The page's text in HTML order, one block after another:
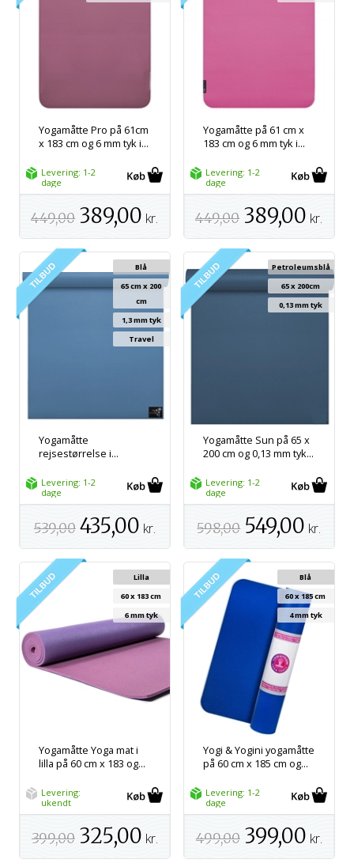
Yogamåtte Pro på 61cm
x 183 cm og 6 mm tyk i...
Levering: 1-2
dage
449,00 389,00 kr.
Yogamåtte på 61 cm x
183 cm og 6 mm tyk i...
Levering: 1-2
dage
449,00 389,00 kr.
Yogamåtte
rejsestørrelse i...
Blå
65 cm x 200
cm
1,3 mm tyk
Travel
Levering: 1-2
dage
539,00 435,00 kr.
Yogamåtte Sun på 65 x
200 cm og 0,13 mm tyk...
Petroleumsblå
65 x 200cm
0,13 mm tyk
Levering: 1-2
dage
598,00 549,00 kr.
Yogamåtte Yoga mat i
lilla på 60 cm x 183 og...
Lilla
60 x 183 cm
6 mm tyk
Levering:
ukendt
399,00 325,00 kr.
Yogi & Yogini yogamåtte
på 60 cm x 185 cm og...
Blå
60 x 185 cm
4 mm tyk
Levering: 1-2
dage
499,00 399,00 kr.